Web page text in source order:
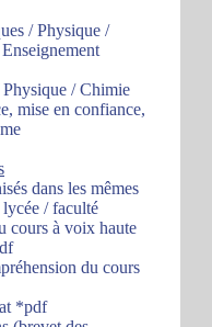
/ Physique /
/ Chimie
mise en confiance,
dans les mêmes
/ faculté
cours à voix haute
du cours
*pdf